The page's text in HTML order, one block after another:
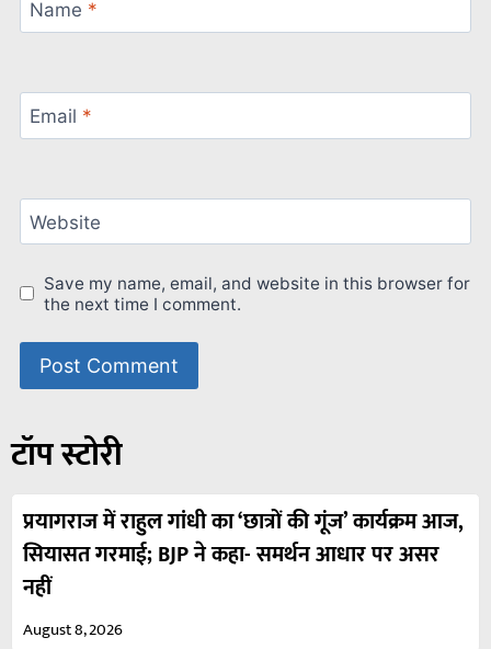
Name *
Email *
Website
Save my name, email, and website in this browser for
the next time I comment.
टॉप स्टोरी
प्रयागराज में राहुल गांधी का ‘छात्रों की गूंज’ कार्यक्रम आज,
सियासत गरमाई; BJP ने कहा- समर्थन आधार पर असर
नहीं
August 8, 2026